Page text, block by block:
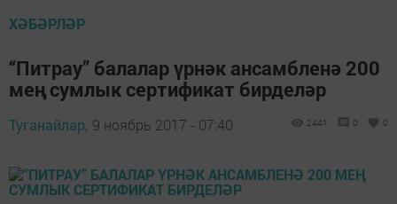
ХӘБӘРЛӘР
“Питрау” балалар үрнәк ансамбленә 200
мең сумлык сертификат бирделәр
Туганайлар, 9 ноябрь 2017 - 07:40 2441 0 0